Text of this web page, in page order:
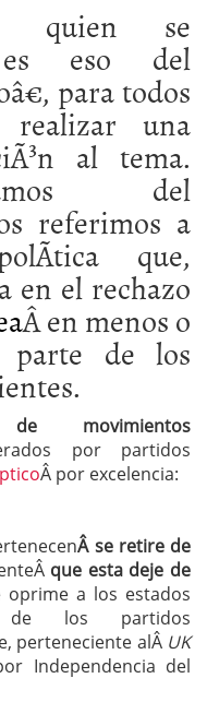
quien se
eso del
para todos
realizar una
al tema.
del
referimos a
que,
en el rechazo
Â en menos o
parte de los
movimientos
por partidos
Â por excelencia:
Â se retire de
que esta deje de
oprime a los estados
de los partidos
perteneciente alÂ UK
Independencia del